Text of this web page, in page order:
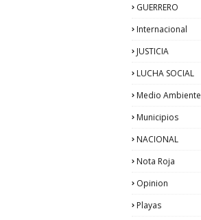
GUERRERO
Internacional
JUSTICIA
LUCHA SOCIAL
Medio Ambiente
Municipios
NACIONAL
Nota Roja
Opinion
Playas